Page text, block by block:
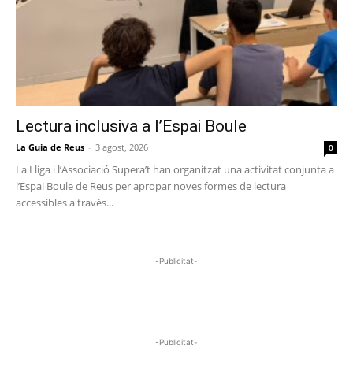
Lectura inclusiva a l’Espai Boule
La Guia de Reus - 3 agost, 2026 0
La Lliga i l’Associació Supera’t han organitzat una activitat conjunta a
l’Espai Boule de Reus per apropar noves formes de lectura
accessibles a través...
-Publicitat-
-Publicitat-